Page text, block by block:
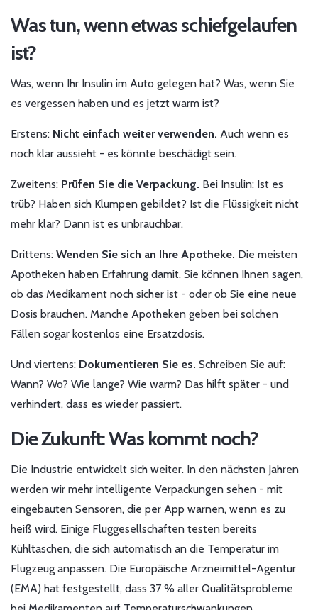
Was tun, wenn etwas schiefgelaufen
ist?
Was, wenn Ihr Insulin im Auto gelegen hat? Was, wenn Sie
es vergessen haben und es jetzt warm ist?
Erstens: Nicht einfach weiter verwenden. Auch wenn es
noch klar aussieht - es könnte beschädigt sein.
Zweitens: Prüfen Sie die Verpackung. Bei Insulin: Ist es
trüb? Haben sich Klumpen gebildet? Ist die Flüssigkeit nicht
mehr klar? Dann ist es unbrauchbar.
Drittens: Wenden Sie sich an Ihre Apotheke. Die meisten
Apotheken haben Erfahrung damit. Sie können Ihnen sagen,
ob das Medikament noch sicher ist - oder ob Sie eine neue
Dosis brauchen. Manche Apotheken geben bei solchen
Fällen sogar kostenlos eine Ersatzdosis.
Und viertens: Dokumentieren Sie es. Schreiben Sie auf:
Wann? Wo? Wie lange? Wie warm? Das hilft später - und
verhindert, dass es wieder passiert.
Die Zukunft: Was kommt noch?
Die Industrie entwickelt sich weiter. In den nächsten Jahren
werden wir mehr intelligente Verpackungen sehen - mit
eingebauten Sensoren, die per App warnen, wenn es zu
heiß wird. Einige Fluggesellschaften testen bereits
Kühltaschen, die sich automatisch an die Temperatur im
Flugzeug anpassen. Die Europäische Arzneimittel-Agentur
(EMA) hat festgestellt, dass 37 % aller Qualitätsprobleme